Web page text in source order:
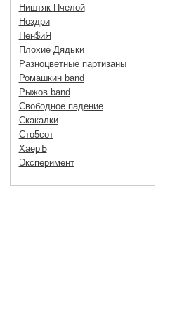
Ништяк Пчелой
Ноздри
Пен$иЯ
Плохие Дядьки
Разноцветные партизаны
Ромашкин band
Рыжов band
Свободное падение
Скакалки
Сто5сот
ХаерЪ
Эксперимент